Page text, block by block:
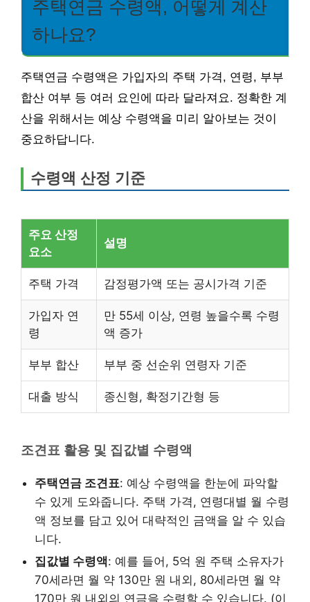
주택연금 수령액, 어떻게 계산
하나요?
주택연금 수령액은 가입자의 주택 가격, 연령, 부부
합산 여부 등 여러 요인에 따라 달라져요. 정확한 계
산을 위해서는 예상 수령액을 미리 알아보는 것이
중요하답니다.
수령액 산정 기준
주요 산정
요소
설명
주택 가격 감정평가액 또는 공시가격 기준
가입자 연
령
만 55세 이상, 연령 높을수록 수령
액 증가
부부 합산 부부 중 선순위 연령자 기준
대출 방식 종신형, 확정기간형 등
조견표 활용 및 집값별 수령액
주택연금 조견표: 예상 수령액을 한눈에 파악할
수 있게 도와줍니다. 주택 가격, 연령대별 월 수령
액 정보를 담고 있어 대략적인 금액을 알 수 있습
니다.
집값별 수령액: 예를 들어, 5억 원 주택 소유자가
70세라면 월 약 130만 원 내외, 80세라면 월 약
170만 원 내외의 연금을 수령할 수 있습니다. (이